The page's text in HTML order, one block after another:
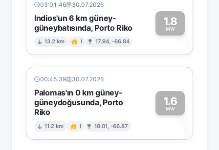
03:01:46 30.07.2026
Indios'un 6 km güney-
güneybatısında, Porto Riko
13.2 km I 17.94, -66.84
1.8
MW1
00:45:39 30.07.2026
Palomas'ın 0 km güney-
güneydoğusunda, Porto
Riko
11.2 km I 18.01, -66.87
1.6
MW
1